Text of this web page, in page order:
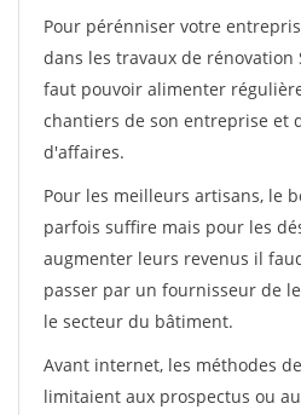
Pour pérénniser votre
dans les travaux de rénovation
faut pouvoir alimenter
chantiers de son entreprise et
d'affaires.
Pour les meilleurs artisans, le
parfois suffire mais pour les
augmenter leurs revenus il
passer par un fournisseur de
le secteur du bâtiment.
Avant internet, les méthodes
limitaient aux prospectus ou